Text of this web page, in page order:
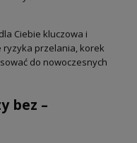
Ciebie kluczowa i
ryzyka przelania, korek
do nowoczesnych
bez –